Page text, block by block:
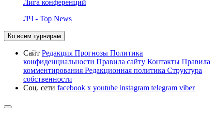
Лига конференций
ЛЧ - Top News
Ко всем турнирам
Сайт Редакция Прогнозы Политика
конфиденциальности Правила сайту Контакты Правила
комментирования Редакционная политика Структура
собственности
Соц. сети facebook x youtube instagram telegram viber